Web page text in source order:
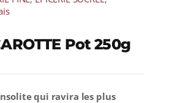
Pot 250g
qui ravira les plus